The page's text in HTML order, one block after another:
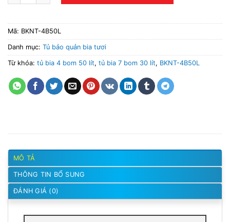
Mã: BKNT-4B50L
Danh mục: Tủ bảo quản bia tươi
Từ khóa: tủ bia 4 bom 50 lít, tủ bia 7 bom 30 lít, BKNT-4B50L
MÔ TẢ
THÔNG TIN BỔ SUNG
ĐÁNH GIÁ (0)